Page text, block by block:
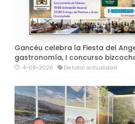
Gancéu celebra la Fiesta del
gastronomía, I concurso
4-08-2026 De total actualidad